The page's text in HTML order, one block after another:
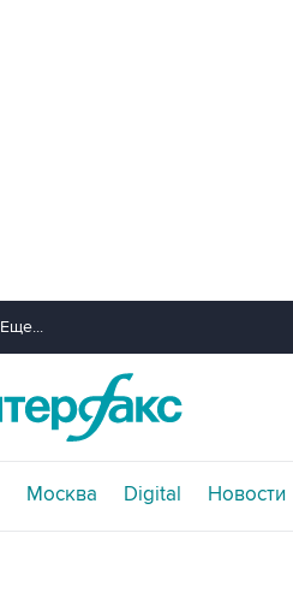
Еще...
Москва Digital Новости